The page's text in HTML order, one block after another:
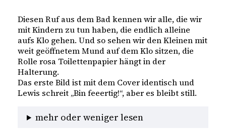
Diesen Ruf aus dem Bad kennen wir alle, die wir
mit Kindern zu tun haben, die endlich alleine
aufs Klo gehen. Und so sehen wir den Kleinen mit
weit geöffnetem Mund auf dem Klo sitzen, die
Rolle rosa Toilettenpapier hängt in der
Halterung.
Das erste Bild ist mit dem Cover identisch und
Lewis schreit „Bin feeertig!“, aber es bleibt still.
mehr oder weniger lesen